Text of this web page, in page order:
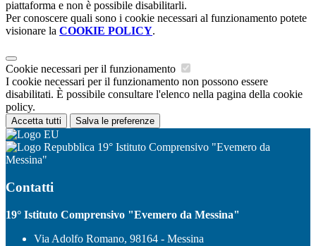
piattaforma e non è possibile disabilitarli.
Per conoscere quali sono i cookie necessari al funzionamento potete
visionare la COOKIE POLICY.
Cookie necessari per il funzionamento
I cookie necessari per il funzionamento non possono essere
disabilitati. È possibile consultare l'elenco nella pagina della cookie
policy.
Accetta tutti Salva le preferenze
19° Istituto Comprensivo "Evemero da
Messina"
Contatti
19° Istituto Comprensivo "Evemero da Messina"
Via Adolfo Romano, 98164 - Messina